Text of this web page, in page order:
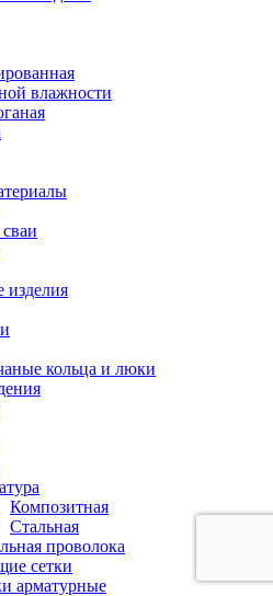
влажности
изделия
кольца и люки
Композитная
Стальная
проволока
сетки
арматурные